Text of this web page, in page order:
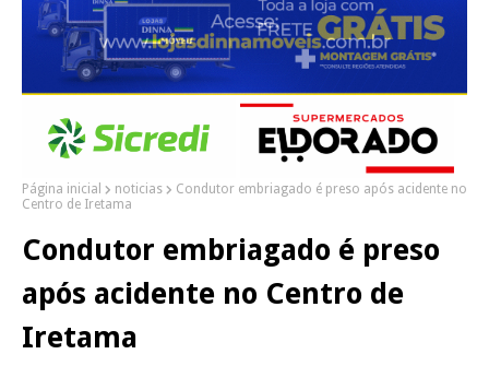
Página inicial noticias
Condutor embriagado é preso após acidente no
Centro de Iretama
Condutor embriagado é preso
após acidente no Centro de
Iretama